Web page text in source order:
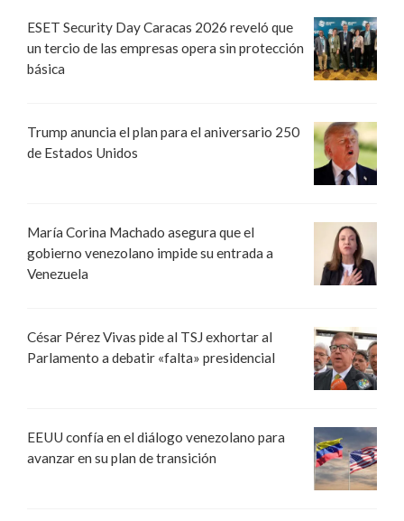
ESET Security Day Caracas 2026 reveló que
un tercio de las empresas opera sin protección
básica
Trump anuncia el plan para el aniversario 250
de Estados Unidos
María Corina Machado asegura que el
gobierno venezolano impide su entrada a
Venezuela
César Pérez Vivas pide al TSJ exhortar al
Parlamento a debatir «falta» presidencial
EEUU confía en el diálogo venezolano para
avanzar en su plan de transición